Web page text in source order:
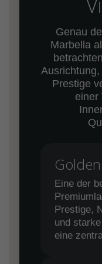
Genau
Marbella
Prestige
einer
Eine der
Prestige,
und
eine